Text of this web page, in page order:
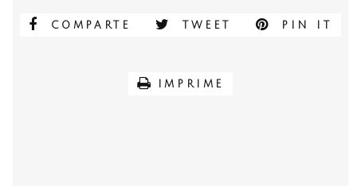
COMPARTE TWEET PIN IT
IMPRIME